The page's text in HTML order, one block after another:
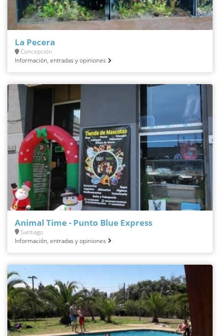
La Pecera
Concepción
Información, entradas y opiniones
Animal Time - Punto Blue Express
Santiago
Información, entradas y opiniones